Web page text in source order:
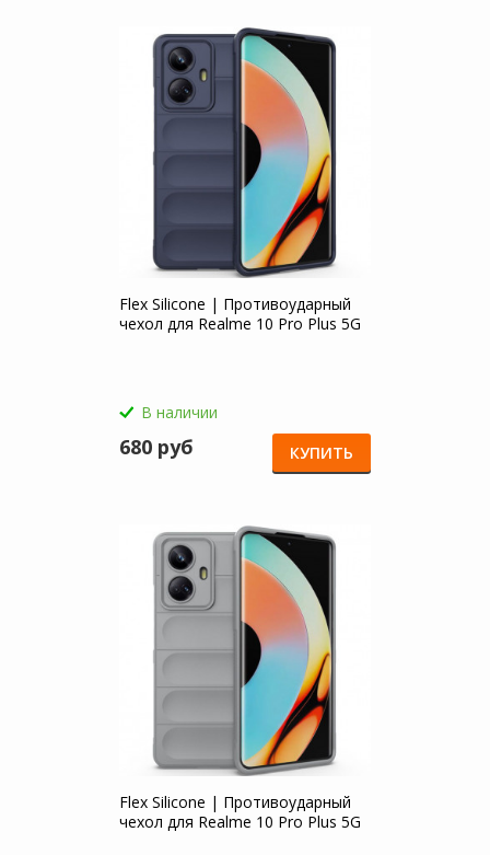
Flex Silicone | Противоударный
чехол для Realme 10 Pro Plus 5G
В наличии
680 руб КУПИТЬ
Flex Silicone | Противоударный
чехол для Realme 10 Pro Plus 5G